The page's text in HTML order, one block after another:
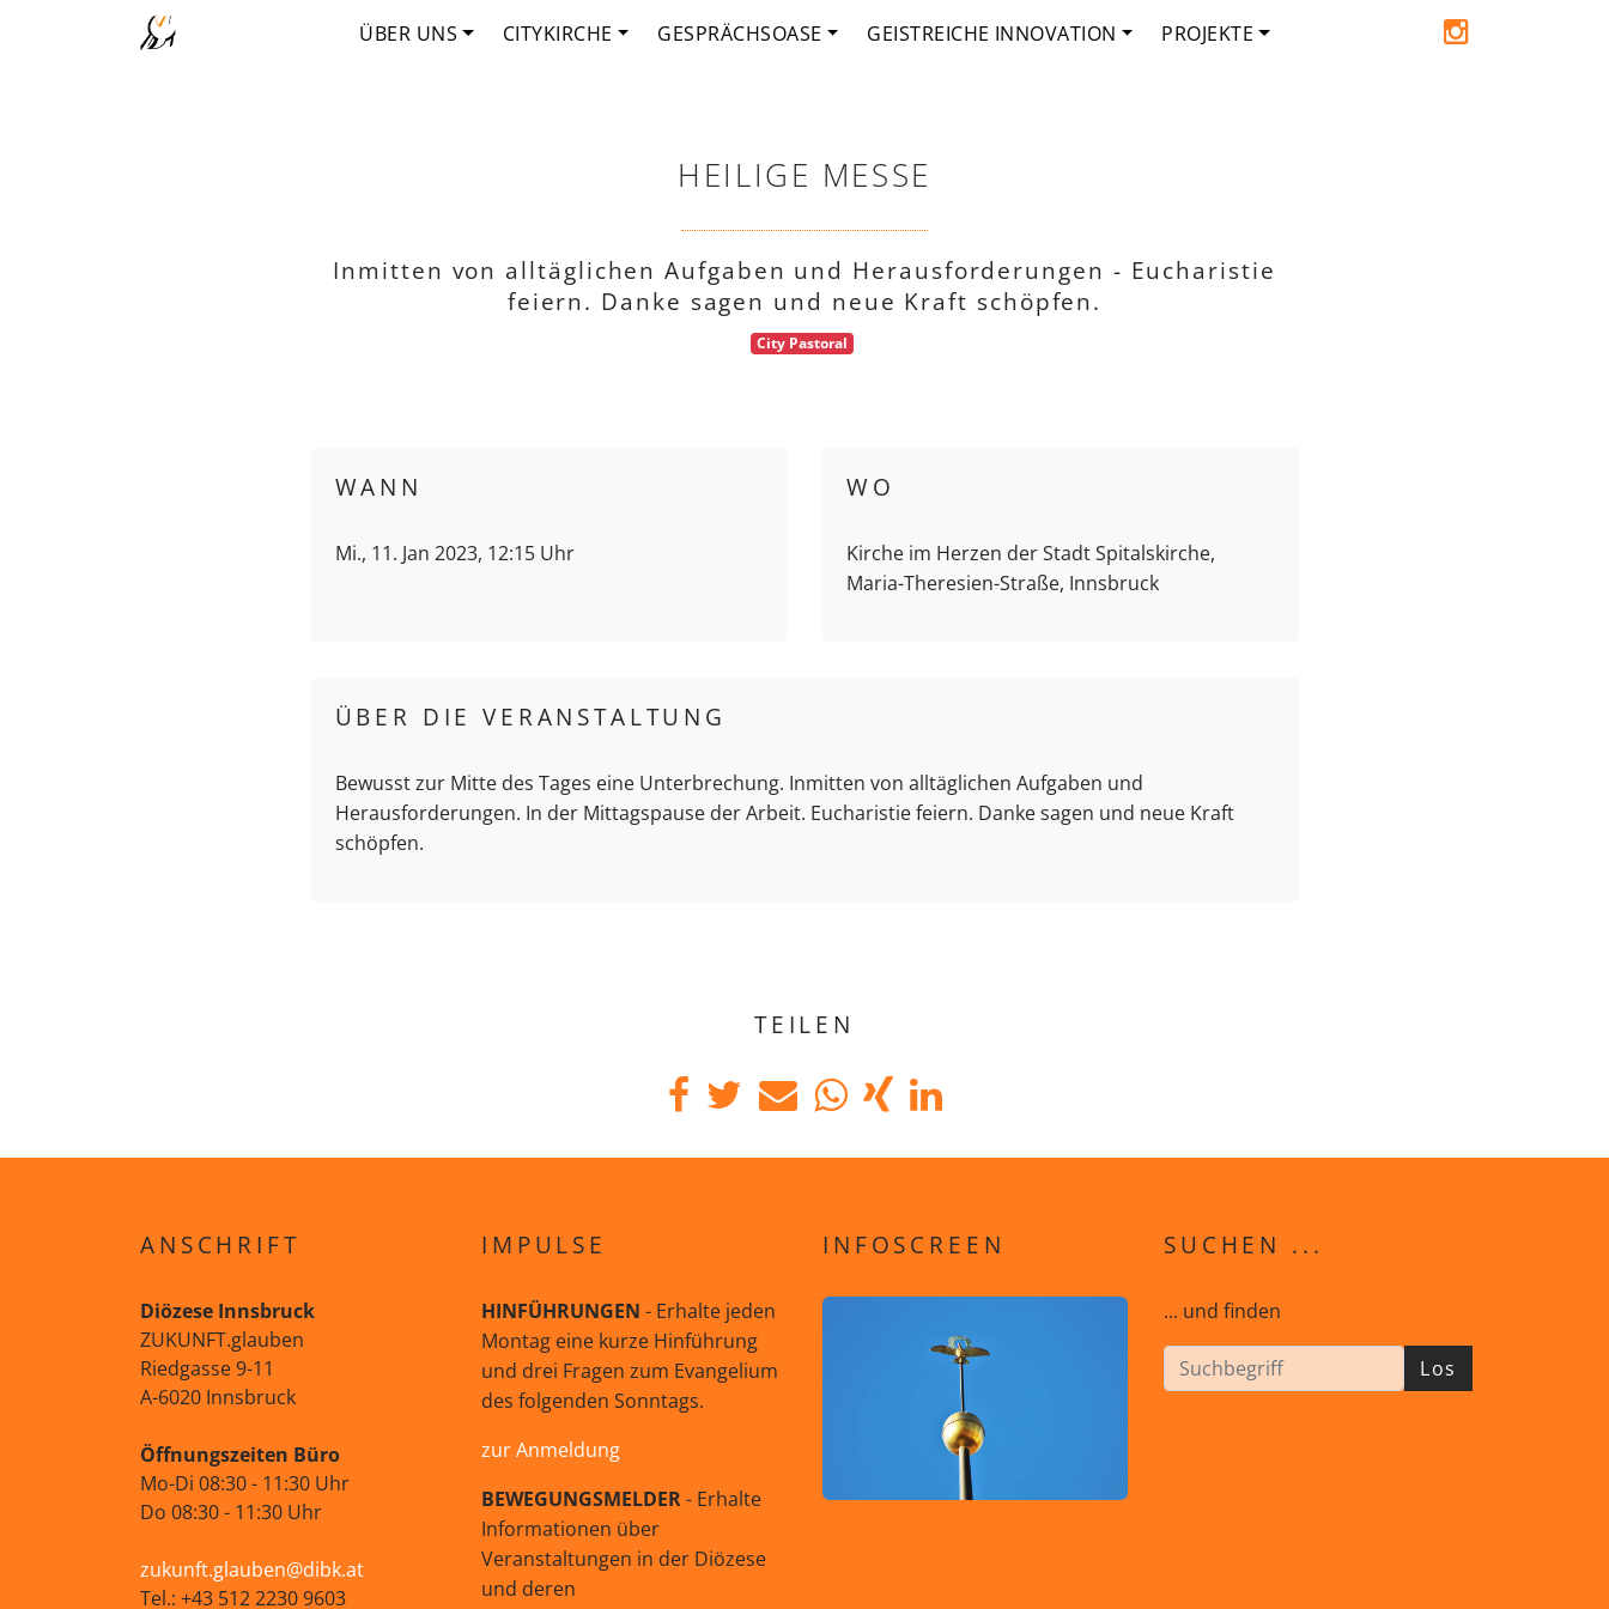
ÜBER UNS CITYKIRCHE GESPRÄCHSOASE GEISTREICHE INNOVATION PROJEKTE
HEILIGE MESSE
Inmitten von alltäglichen Aufgaben und Herausforderungen - Eucharistie
feiern. Danke sagen und neue Kraft schöpfen.
City Pastoral
WANN
Mi., 11. Jan 2023, 12:15 Uhr
WO
Kirche im Herzen der Stadt Spitalskirche,
Maria-Theresien-Straße, Innsbruck
ÜBER DIE VERANSTALTUNG
Bewusst zur Mitte des Tages eine Unterbrechung. Inmitten von alltäglichen Aufgaben und
Herausforderungen. In der Mittagspause der Arbeit. Eucharistie feiern. Danke sagen und neue Kraft
schöpfen.
TEILEN
ANSCHRIFT
Diözese Innsbruck
ZUKUNFT.glauben
Riedgasse 9-11
A-6020 Innsbruck
Öffnungszeiten Büro
Mo-Di 08:30 - 11:30 Uhr
Do 08:30 - 11:30 Uhr
zukunft.glauben@dibk.at
Tel.: +43 512 2230 9603
IMPULSE
HINFÜHRUNGEN - Erhalte jeden
Montag eine kurze Hinführung
und drei Fragen zum Evangelium
des folgenden Sonntags.
zur Anmeldung
BEWEGUNGSMELDER- Erhalte
Informationen über
Veranstaltungen in der Diözese
und deren
INFOSCREEN SUCHEN ...
... und finden
Los